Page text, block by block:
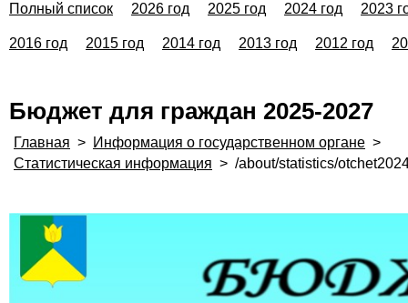
Полный список 2026 год 2025 год 2024 год 2023
2016 год 2015 год 2014 год 2013 год 2012 год
Бюджет для граждан 2025-2027
Главная > Информация о государственном органе >
Статистическая информация > /about/statistics/